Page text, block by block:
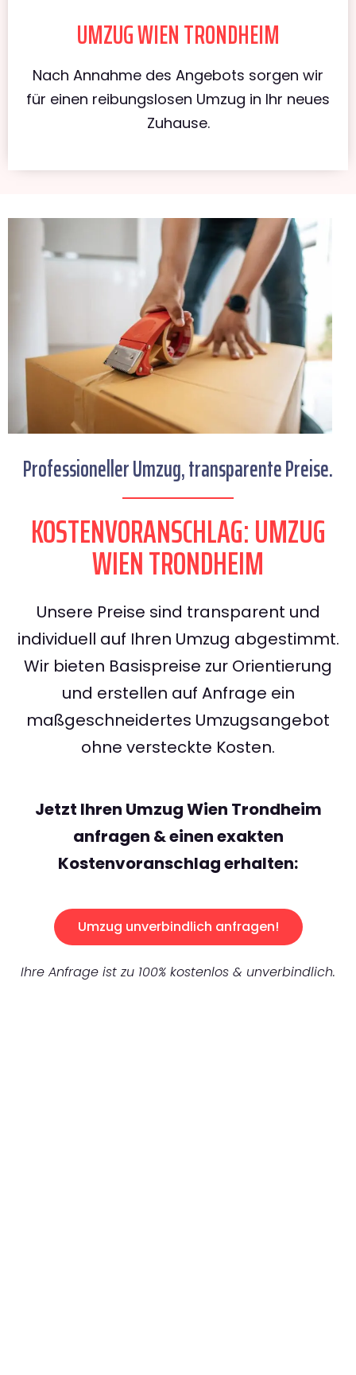
UMZUG WIEN TRONDHEIM
Nach Annahme des Angebots sorgen wir
für einen reibungslosen Umzug in Ihr neues
Zuhause.
Professioneller Umzug, transparente Preise.
KOSTENVORANSCHLAG: UMZUG
WIEN TRONDHEIM
Unsere Preise sind transparent und
individuell auf Ihren Umzug abgestimmt.
Wir bieten Basispreise zur Orientierung
und erstellen auf Anfrage ein
maßgeschneidertes Umzugsangebot
ohne versteckte Kosten.
Jetzt Ihren Umzug Wien Trondheim
anfragen & einen exakten
Kostenvoranschlag erhalten:
Umzug unverbindlich anfragen!
Ihre Anfrage ist zu 100% kostenlos & unverbindlich.